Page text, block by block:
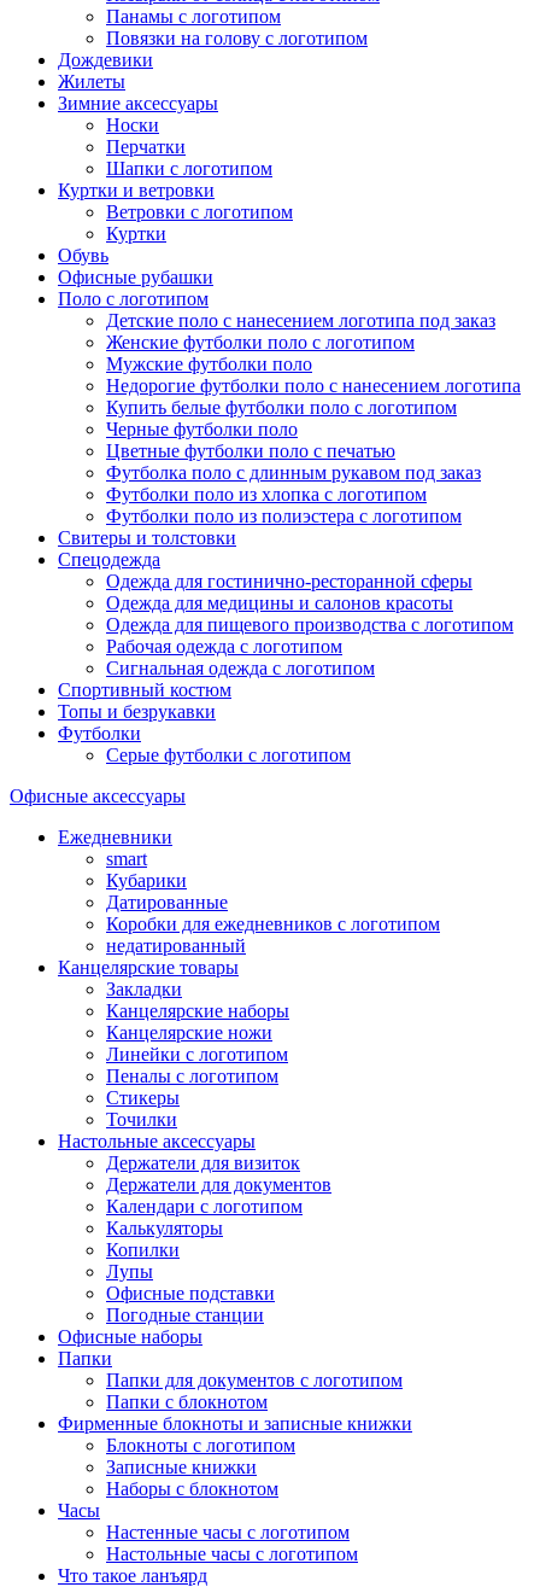
Панамы с логотипом
Повязки на голову с логотипом
Дождевики
Жилеты
Зимние аксессуары
Носки
Перчатки
Шапки с логотипом
Куртки и ветровки
Ветровки с логотипом
Куртки
Обувь
Офисные рубашки
Поло с логотипом
Детские поло с нанесением логотипа под заказ
Женские футболки поло с логотипом
Мужские футболки поло
Недорогие футболки поло с нанесением логотипа
Купить белые футболки поло с логотипом
Черные футболки поло
Цветные футболки поло с печатью
Футболка поло с длинным рукавом под заказ
Футболки поло из хлопка с логотипом
Футболки поло из полиэстера с логотипом
Свитеры и толстовки
Спецодежда
Одежда для гостинично-ресторанной сферы
Одежда для медицины и салонов красоты
Одежда для пищевого производства с логотипом
Рабочая одежда с логотипом
Сигнальная одежда с логотипом
Спортивный костюм
Топы и безрукавки
Футболки
Серые футболки с логотипом
Офисные аксессуары
Ежедневники
smart
Кубарики
Датированные
Коробки для ежедневников с логотипом
недатированный
Канцелярские товары
Закладки
Канцелярские наборы
Канцелярские ножи
Линейки с логотипом
Пеналы с логотипом
Стикеры
Точилки
Настольные аксессуары
Держатели для визиток
Держатели для документов
Календари с логотипом
Калькуляторы
Копилки
Лупы
Офисные подставки
Погодные станции
Офисные наборы
Папки
Папки для документов с логотипом
Папки с блокнотом
Фирменные блокноты и записные книжки
Блокноты с логотипом
Записные книжки
Наборы с блокнотом
Часы
Настенные часы с логотипом
Настольные часы с логотипом
Что такое ланъярд